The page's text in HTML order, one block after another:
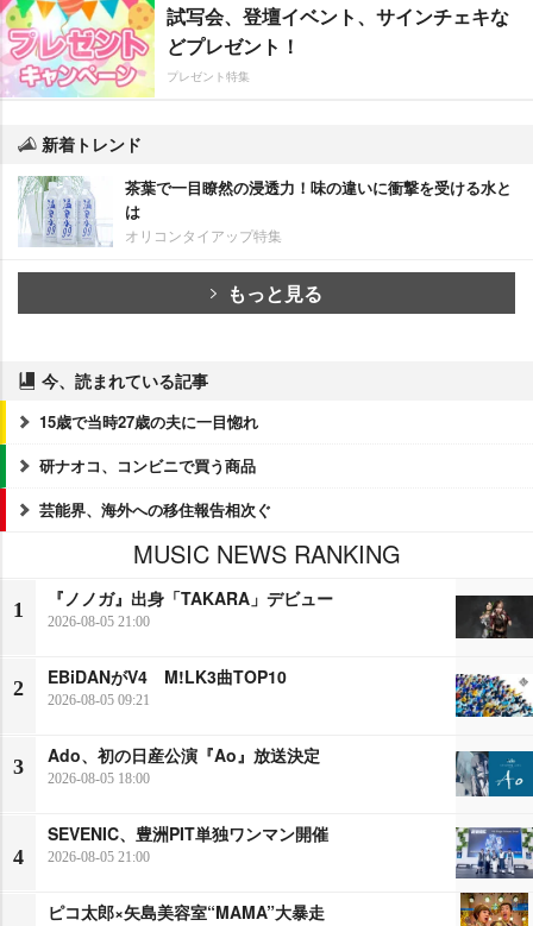
試写会、登壇イベント、サインチェキな
どプレゼント！
プレゼント特集
新着トレンド
茶葉で一目瞭然の浸透力！味の違いに衝撃を受ける水と
は
オリコンタイアップ特集
もっと見る
今、読まれている記事
15歳で当時27歳の夫に一目惚れ
研ナオコ、コンビニで買う商品
芸能界、海外への移住報告相次ぐ
MUSIC NEWS RANKING
1
『ノノガ』出身「TAKARA」デビュー
2026-08-05 21:00
2
EBiDANがV4 M!LK3曲TOP10
2026-08-05 09:21
3
Ado、初の日産公演『Ao』放送決定
2026-08-05 18:00
4
SEVENIC、豊洲PIT単独ワンマン開催
2026-08-05 21:00
ピコ太郎×矢島美容室“MAMA”大暴走